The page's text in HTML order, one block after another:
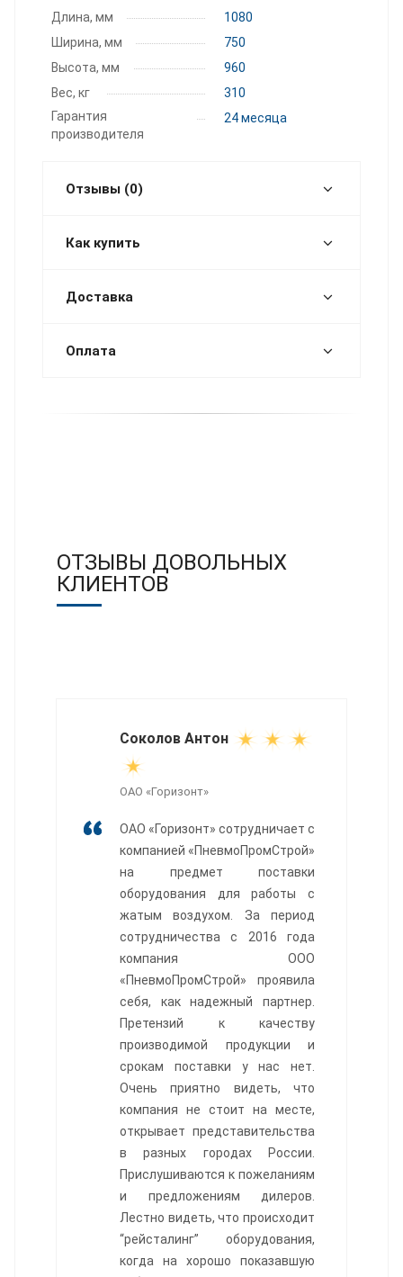
Длина, мм
1080
Ширина, мм
750
Высота, мм
960
Вес, кг
310
Гарантия
производителя
24 месяца
Отзывы (0)
Как купить
Доставка
Оплата
ОТЗЫВЫ ДОВОЛЬНЫХ
КЛИЕНТОВ
Соколов Антон
ОАО «Горизонт»
ОАО «Горизонт» сотрудничает с
компанией «ПневмоПромСтрой»
на предмет поставки
оборудования для работы с
жатым воздухом. За период
сотрудничества с 2016 года
компания ООО
«ПневмоПромСтрой» проявила
себя, как надежный партнер.
Претензий к качеству
производимой продукции и
срокам поставки у нас нет.
Очень приятно видеть, что
компания не стоит на месте,
открывает представительства
в разных городах России.
Прислушиваются к пожеланиям
и предложениям дилеров.
Лестно видеть, что происходит
“рейсталинг” оборудования,
когда на хорошо показавшую